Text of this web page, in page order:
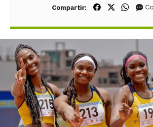
Compartir: Compartir en
Compartir